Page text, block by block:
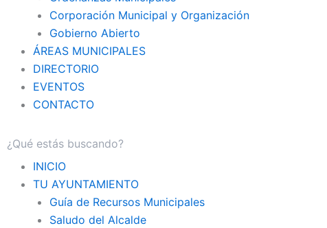
Corporación Municipal y Organización
Gobierno Abierto
ÁREAS MUNICIPALES
DIRECTORIO
EVENTOS
CONTACTO
INICIO
TU AYUNTAMIENTO
Guía de Recursos Municipales
Saludo del Alcalde